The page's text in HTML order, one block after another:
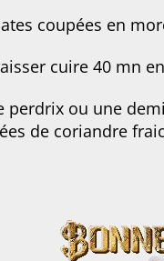
coupées en
cuire 40 mn
perdrix ou une
de coriandre